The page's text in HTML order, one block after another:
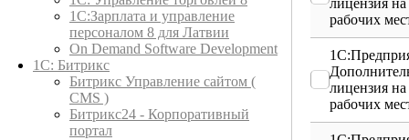
1С:Зарплата и управление
персоналом 8 для Латвии
On Demand Software Development
1С: Битрикс
Битрикс Управление сайтом (
CMS )
Битрикс24 - Корпоративный
портал
рабочих
лицензия на
рабочих